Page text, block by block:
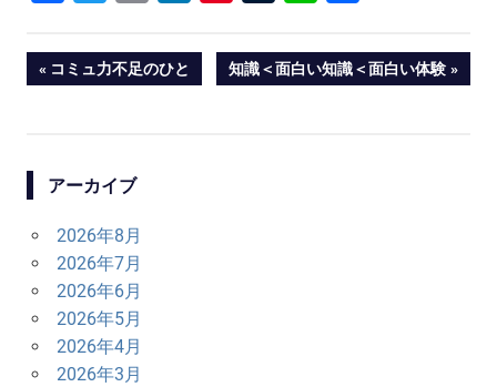
投
ビ
ゲ
ー
シ
ョ
PREVIOUS
コミュ力不足のひと
NEXT
知識＜面白い知識＜面白い体験
アーカイブ
2026年8月
2026年7月
2026年6月
2026年5月
2026年4月
2026年3月